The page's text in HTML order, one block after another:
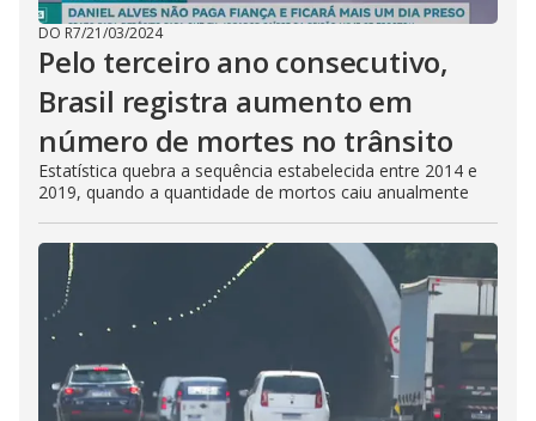
DO R7/21/03/2024
Pelo terceiro ano consecutivo,
Brasil registra aumento em
número de mortes no trânsito
Estatística quebra a sequência estabelecida entre 2014 e
2019, quando a quantidade de mortos caiu anualmente